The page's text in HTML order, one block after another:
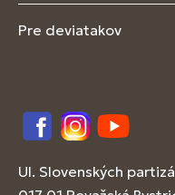
Pre deviatakov
FacebookInstagram
YouTube
Ul. Slovenských